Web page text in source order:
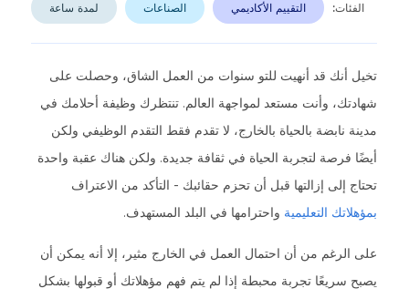
الفئات: التقييم الأكاديمي الصناعات لمدة ساعة
تخيل أنك قد أنهيت للتو سنوات من العمل الشاق، وحصلت على
شهادتك، وأنت مستعد لمواجهة العالم. تنتظرك وظيفة أحلامك في
مدينة نابضة بالحياة بالخارج، لا تقدم فقط التقدم الوظيفي ولكن
أيضًا فرصة لتجربة الحياة في ثقافة جديدة. ولكن هناك عقبة واحدة
تحتاج إلى إزالتها قبل أن تحزم حقائبك - التأكد من الاعتراف
بمؤهلاتك التعليمية واحترامها في البلد المستهدف.
على الرغم من أن احتمال العمل في الخارج مثير، إلا أنه يمكن أن
يصبح سريعًا تجربة محبطة إذا لم يتم فهم مؤهلاتك أو قبولها بشكل